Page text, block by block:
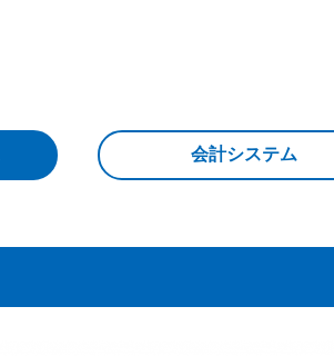
会計システム